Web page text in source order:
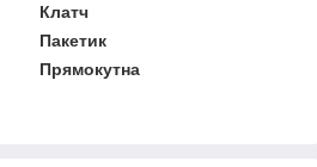
Клатч
Пакетик
Прямокутна